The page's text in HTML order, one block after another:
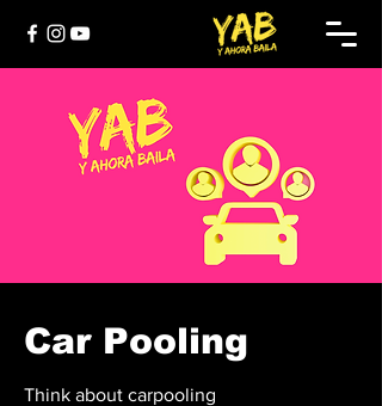
Car Pooling
Think about carpooling